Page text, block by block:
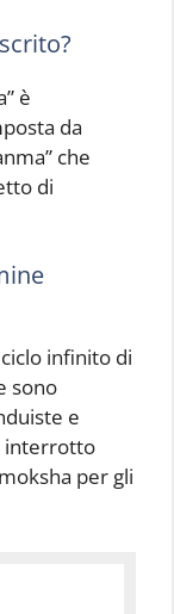
è
da
che
di
infinito di
sono
e
interrotto
per gli